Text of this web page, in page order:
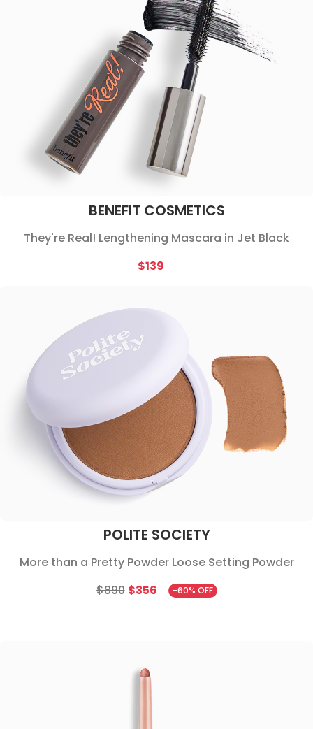
BENEFIT COSMETICS
They're Real! Lengthening Mascara in Jet Black
$139
POLITE SOCIETY
More than a Pretty Powder Loose Setting Powder
$890 $356 -60% OFF